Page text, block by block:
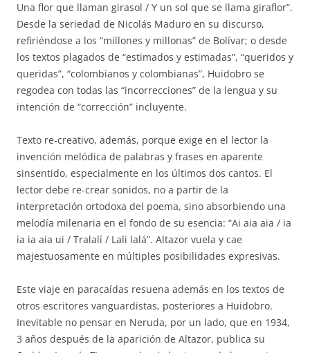
Una flor que llaman girasol / Y un sol que se llama giraflor”.
Desde la seriedad de Nicolás Maduro en su discurso,
refiriéndose a los “millones y millonas” de Bolívar; o desde
los textos plagados de “estimados y estimadas”, “queridos y
queridas”, “colombianos y colombianas”, Huidobro se
regodea con todas las “incorrecciones” de la lengua y su
intención de “corrección” incluyente.
Texto re-creativo, además, porque exige en el lector la
invención melódica de palabras y frases en aparente
sinsentido, especialmente en los últimos dos cantos. El
lector debe re-crear sonidos, no a partir de la
interpretación ortodoxa del poema, sino absorbiendo una
melodía milenaria en el fondo de su esencia: “Ai aia aia / ia
ia ia aia ui / Tralalí / Lali lalá”. Altazor vuela y cae
majestuosamente en múltiples posibilidades expresivas.
Este viaje en paracaídas resuena además en los textos de
otros escritores vanguardistas, posteriores a Huidobro.
Inevitable no pensar en Neruda, por un lado, que en 1934,
3 años después de la aparición de Altazor, publica su